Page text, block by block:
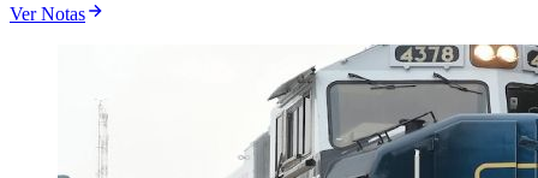
Ver Notas